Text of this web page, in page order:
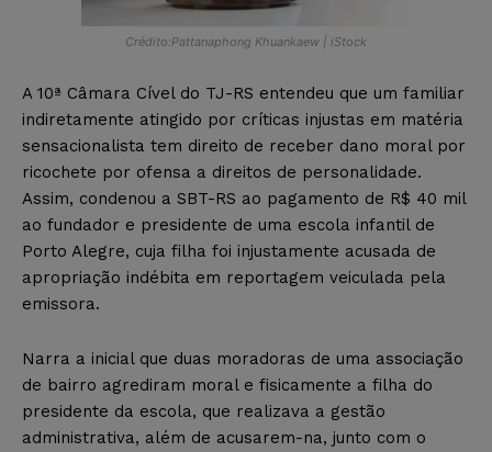
Crédito:Pattanaphong Khuankaew | iStock
A 10ª Câmara Cível do TJ-RS entendeu que um familiar
indiretamente atingido por críticas injustas em matéria
sensacionalista tem direito de receber dano moral por
ricochete por ofensa a direitos de personalidade.
Assim, condenou a SBT-RS ao pagamento de R$ 40 mil
ao fundador e presidente de uma escola infantil de
Porto Alegre, cuja filha foi injustamente acusada de
apropriação indébita em reportagem veiculada pela
emissora.
Narra a inicial que duas moradoras de uma associação
de bairro agrediram moral e fisicamente a filha do
presidente da escola, que realizava a gestão
administrativa, além de acusarem-na, junto com o